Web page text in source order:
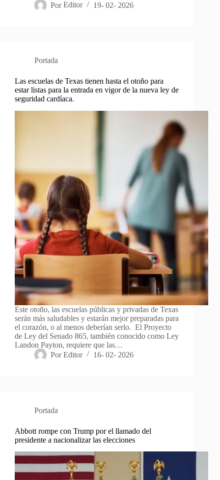
Por Editor 19- 02- 2026
Portada
Las escuelas de Texas tienen hasta el otoño para
estar listas para la entrada en vigor de la nueva ley de
seguridad cardíaca.
Este otoño, las escuelas públicas y privadas de Texas
serán más saludables y estarán mejor preparadas para
el corazón, o al menos deberían serlo. El Proyecto
de Ley del Senado 865, también conocido como Ley
Landon Payton, requiere que las…
Por Editor 16- 02- 2026
Portada
Abbott rompe con Trump por el llamado del
presidente a nacionalizar las elecciones